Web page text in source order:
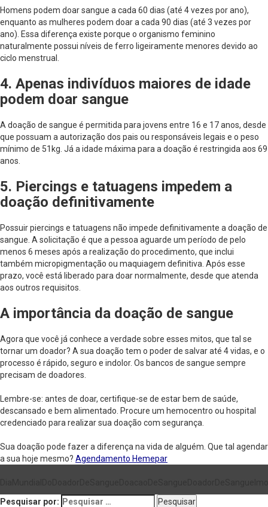
Homens podem doar sangue a cada 60 dias (até 4 vezes por ano),
enquanto as mulheres podem doar a cada 90 dias (até 3 vezes por
ano). Essa diferença existe porque o organismo feminino
naturalmente possui níveis de ferro ligeiramente menores devido ao
ciclo menstrual.
4. Apenas indivíduos maiores de idade
podem doar sangue
A doação de sangue é permitida para jovens entre 16 e 17 anos, desde
que possuam a autorização dos pais ou responsáveis legais e o peso
mínimo de 51kg. Já a idade máxima para a doação é restringida aos 69
anos.
5. Piercings e tatuagens impedem a
doação definitivamente
Possuir piercings e tatuagens não impede definitivamente a doação de
sangue. A solicitação é que a pessoa aguarde um período de pelo
menos 6 meses após a realização do procedimento, que inclui
também micropigmentação ou maquiagem definitiva. Após esse
prazo, você está liberado para doar normalmente, desde que atenda
aos outros requisitos.
A importância da doação de sangue
Agora que você já conhece a verdade sobre esses mitos, que tal se
tornar um doador? A sua doação tem o poder de salvar até 4 vidas, e o
processo é rápido, seguro e indolor. Os bancos de sangue sempre
precisam de doadores.
Lembre-se: antes de doar, certifique-se de estar bem de saúde,
descansado e bem alimentado. Procure um hemocentro ou hospital
credenciado para realizar sua doação com segurança.
Sua doação pode fazer a diferença na vida de alguém. Que tal agendar
a sua hoje mesmo? Agendamento Hemepar
Pesquisar por: